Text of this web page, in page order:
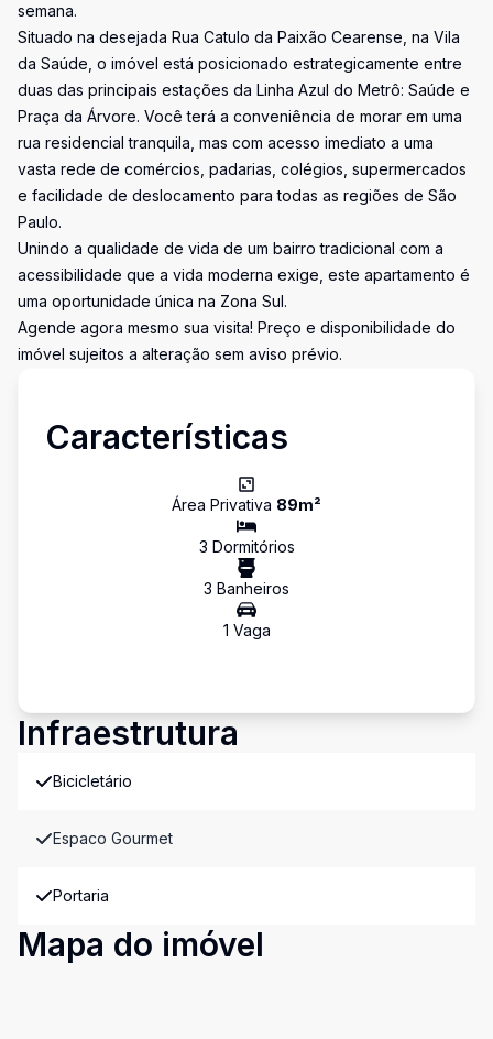
semana.
Situado na desejada Rua Catulo da Paixão Cearense, na Vila
da Saúde, o imóvel está posicionado estrategicamente entre
duas das principais estações da Linha Azul do Metrô: Saúde e
Praça da Árvore. Você terá a conveniência de morar em uma
rua residencial tranquila, mas com acesso imediato a uma
vasta rede de comércios, padarias, colégios, supermercados
e facilidade de deslocamento para todas as regiões de São
Paulo.
Unindo a qualidade de vida de um bairro tradicional com a
acessibilidade que a vida moderna exige, este apartamento é
uma oportunidade única na Zona Sul.
Agende agora mesmo sua visita! Preço e disponibilidade do
imóvel sujeitos a alteração sem aviso prévio.
Características
Área Privativa 89m²
3 Dormitórios
3 Banheiros
1 Vaga
Infraestrutura
Bicicletário
Espaco Gourmet
Portaria
Mapa do imóvel